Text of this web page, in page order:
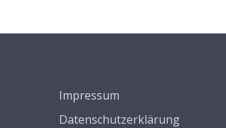
Impressum
Datenschutzerklärung